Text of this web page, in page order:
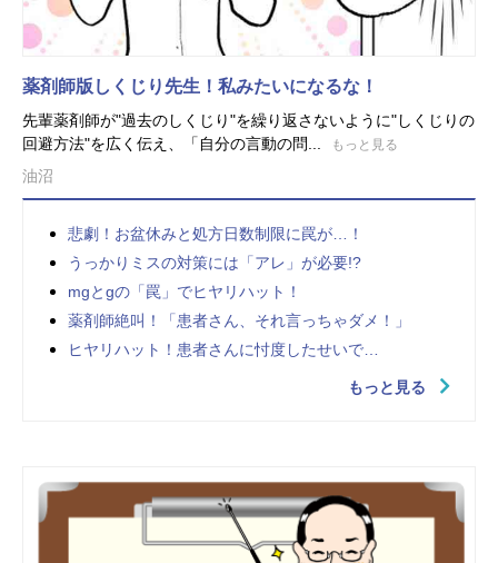
薬剤師版しくじり先生！私みたいになるな！
先輩薬剤師が"過去のしくじり"を繰り返さないように"しくじりの
回避方法"を広く伝え、「自分の言動の問...
もっと見る
油沼
悲劇！お盆休みと処方日数制限に罠が…！
うっかりミスの対策には「アレ」が必要!?
mgとgの「罠」でヒヤリハット！
薬剤師絶叫！「患者さん、それ言っちゃダメ！」
ヒヤリハット！患者さんに忖度したせいで…
もっと見る